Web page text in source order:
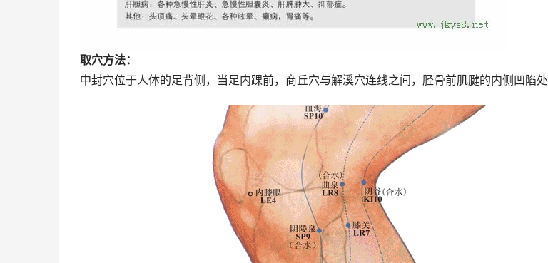
取穴方法：
中封穴位于人体的足背侧，当足内踝前，商丘穴与解溪穴连线之间，胫骨前肌腱的内侧凹陷处